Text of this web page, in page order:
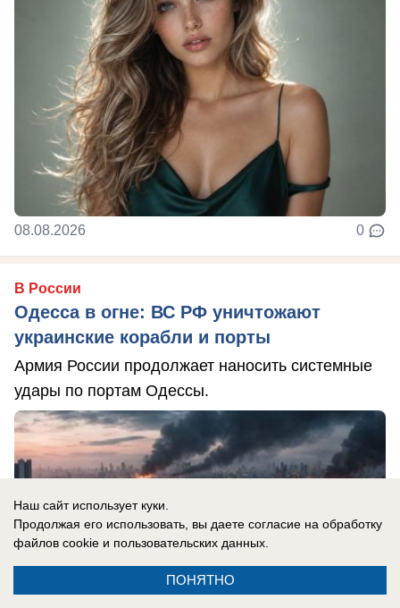
08.08.2026 0
В России
Одесса в огне: ВС РФ уничтожают
украинские корабли и порты
Армия России продолжает наносить системные
удары по портам Одессы.
Наш сайт использует куки.
Продолжая его использовать, вы даете согласие на обработку
файлов cookie и пользовательских данных.
ПОНЯТНО